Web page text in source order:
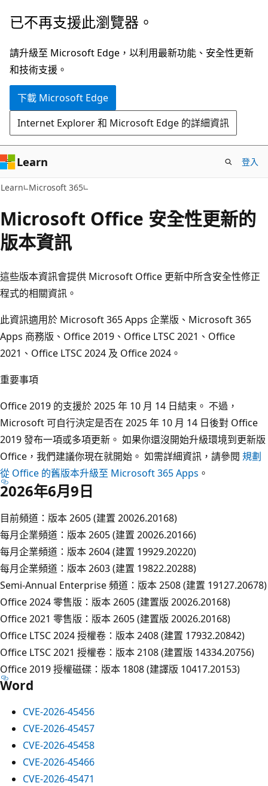
跳
主
要
內
已不再支援此瀏覽器。
請升級至 Microsoft Edge，以利用最新功能、安全性更新
和技術支援。
下載 Microsoft Edge
Internet Explorer 和 Microsoft Edge 的詳細資訊
Learn 登入
Learn Microsoft 365
Microsoft Office 安全性更新的
版本資訊
這些版本資訊會提供 Microsoft Office 更新中所含安全性修正
程式的相關資訊。
此資訊適用於 Microsoft 365 Apps 企業版、Microsoft 365
Apps 商務版、Office 2019、Office LTSC 2021、Office
2021、Office LTSC 2024 及 Office 2024。
重要事項
Office 2019 的支援於 2025 年 10 月 14 日結束。 不過，
Microsoft 可自行決定是否在 2025 年 10 月 14 日後對 Office
2019 發布一項或多項更新。 如果你還沒開始升級環境到更新版
Office，我們建議你現在就開始。 如需詳細資訊，請參閱 規劃
從 Office 的舊版本升級至 Microsoft 365 Apps 。
2026年6月9日
目前頻道：版本 2605 (建置 20026.20168)
每月企業頻道：版本 2605 (建置 20026.20166)
每月企業頻道：版本 2604 (建置 19929.20220)
每月企業頻道：版本 2603 (建置 19822.20288)
Semi-Annual Enterprise 頻道：版本 2508 (建置 19127.20678)
Office 2024 零售版：版本 2605 (建置版 20026.20168)
Office 2021 零售版：版本 2605 (建置版 20026.20168)
Office LTSC 2024 授權卷：版本 2408 (建置 17932.20842)
Office LTSC 2021 授權卷：版本 2108 (建置版 14334.20756)
Office 2019 授權磁碟：版本 1808 (建譯版 10417.20153)
Word
CVE-2026-45456
CVE-2026-45457
CVE-2026-45458
CVE-2026-45466
CVE-2026-45471